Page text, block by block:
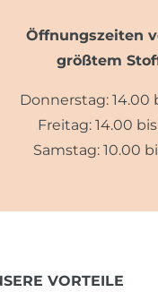
Öffnungszeiten
größtem
Donnerstag: 14.00
Freitag: 14.00
Samstag: 10.00
VORTEILE